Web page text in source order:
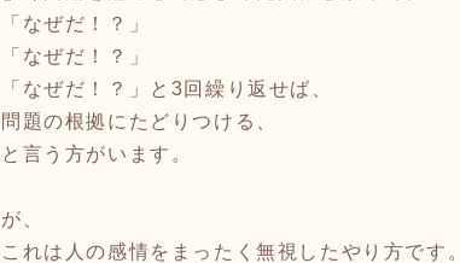
「なぜだ！？」
「なぜだ！？」
「なぜだ！？」と3回繰り返せば、
問題の根拠にたどりつける、
と言う方がいます。
が、
これは人の感情をまったく無視したやり方です。